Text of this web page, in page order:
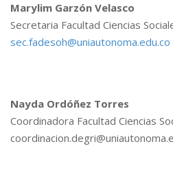
Marylim Garzón Velasco
Secretaria Facultad Ciencias
sec.fadesoh@uniautonoma.edu.co
Nayda Ordóñez Torres
Coordinadora Facultad Ciencias